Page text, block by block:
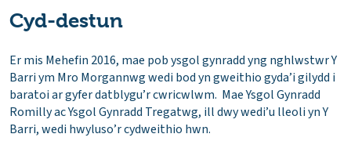
Cyd-destun
Er mis Mehefin 2016, mae pob ysgol gynradd yng nghlwstwr Y
Barri ym Mro Morgannwg wedi bod yn gweithio gyda’i gilydd i
baratoi ar gyfer datblygu’r cwricwlwm. Mae Ysgol Gynradd
Romilly ac Ysgol Gynradd Tregatwg, ill dwy wedi’u lleoli yn Y
Barri, wedi hwyluso’r cydweithio hwn.